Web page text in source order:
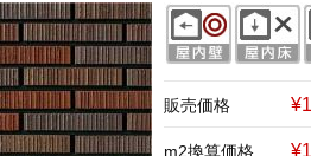
販売価格
m2換算価格